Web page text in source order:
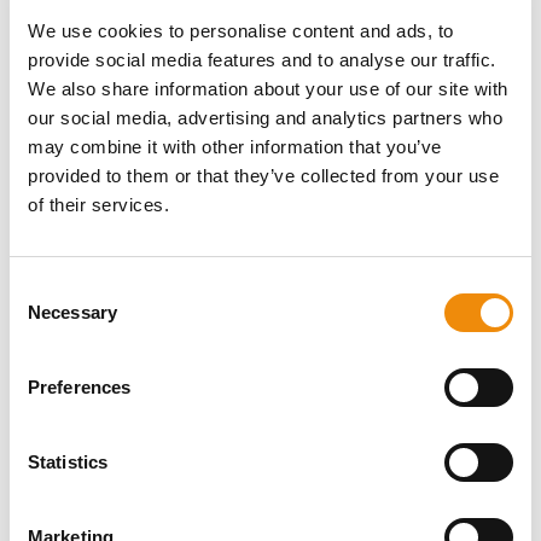
We use cookies to personalise content and ads, to
provide social media features and to analyse our traffic.
We also share information about your use of our site with
our social media, advertising and analytics partners who
may combine it with other information that you’ve
provided to them or that they’ve collected from your use
of their services.
Selection
Necessary
Preferences
Statistics
Marketing
Consumerline of stuur ons een e-mail.
+32(0)9 220 25 25
info@cavalor.com
Online zelf berekenen
MyCavalor.com is een snelle, handige online tool
gepersonaliseerd rantsoen maakt voor jouw